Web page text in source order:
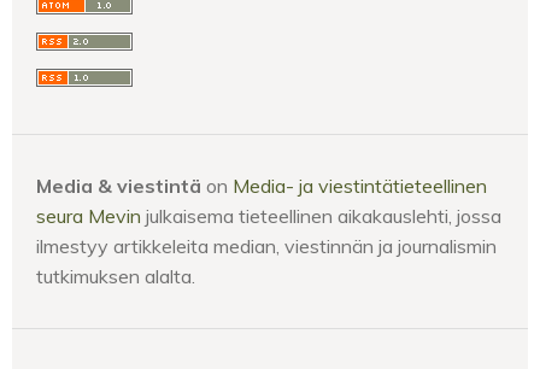
Media & viestintä on Media- ja viestintätieteellinen
seura Mevin julkaisema tieteellinen aikakauslehti, jossa
ilmestyy artikkeleita median, viestinnän ja journalismin
tutkimuksen alalta.